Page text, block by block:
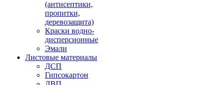
(антисептики,
пропитки,
деревозащита)
Краски водно-
дисперсионные
Эмали
Листовые материалы
ДСП
Гипсокартон